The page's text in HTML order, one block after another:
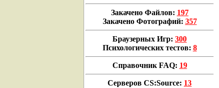
Закачено Файлов: 197
Закачено Фотографий: 357
Браузерных Игр: 300
Психологических тестов: 8
Справочник FAQ: 19
Серверов CS:Source: 13